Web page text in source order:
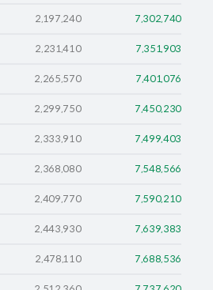
2,197,240 7,302,740
2,231,410 7,351,903
2,265,570 7,401,076
2,299,750 7,450,230
2,333,910 7,499,403
2,368,080 7,548,566
2,409,770 7,590,210
2,443,930 7,639,383
2,478,110 7,688,536